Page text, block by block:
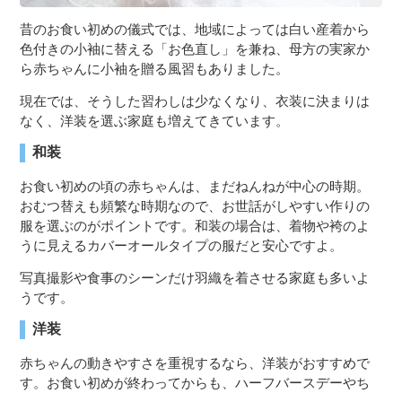
昔のお食い初めの儀式では、地域によっては白い産着から
色付きの小袖に替える「お色直し」を兼ね、母方の実家か
ら赤ちゃんに小袖を贈る風習もありました。
現在では、そうした習わしは少なくなり、衣装に決まりは
なく、洋装を選ぶ家庭も増えてきています。
和装
お食い初めの頃の赤ちゃんは、まだねんねが中心の時期。
おむつ替えも頻繁な時期なので、お世話がしやすい作りの
服を選ぶのがポイントです。和装の場合は、着物や袴のよ
うに見えるカバーオールタイプの服だと安心ですよ。
写真撮影や食事のシーンだけ羽織を着させる家庭も多いよ
うです。
洋装
赤ちゃんの動きやすさを重視するなら、洋装がおすすめで
す。お食い初めが終わってからも、ハーフバースデーやち